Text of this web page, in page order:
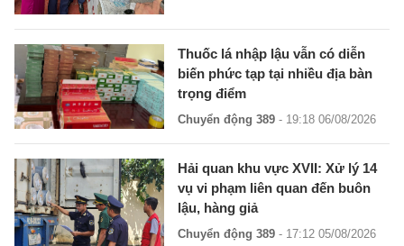
Thuốc lá nhập lậu vẫn có diễn
biến phức tạp tại nhiều địa bàn
trọng điểm
Chuyển động 389 - 19:18 06/08/2026
Hải quan khu vực XVII: Xử lý 14
vụ vi phạm liên quan đến buôn
lậu, hàng giả
Chuyển động 389 - 17:12 05/08/2026